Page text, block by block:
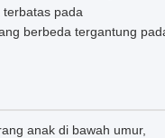
pada
berbeda tergantung
anak di bawah umur,